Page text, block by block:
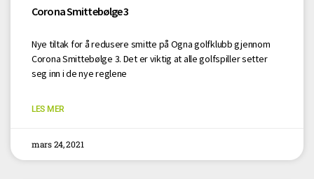
Corona Smittebølge 3
Nye tiltak for å redusere smitte på Ogna golfklubb gjennom
Corona Smittebølge 3. Det er viktig at alle golfspiller setter
seg inn i de nye reglene
LES MER
mars 24, 2021